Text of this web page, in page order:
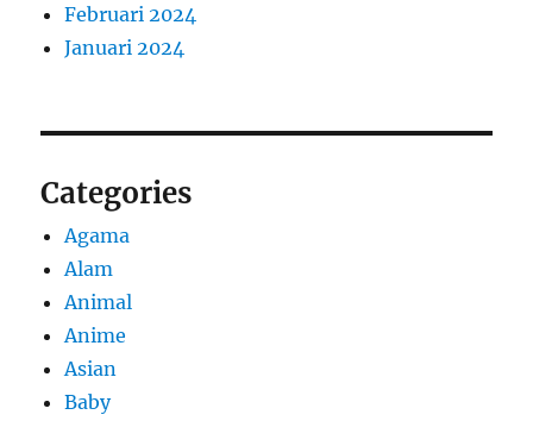
Februari 2024
Januari 2024
Categories
Agama
Alam
Animal
Anime
Asian
Baby